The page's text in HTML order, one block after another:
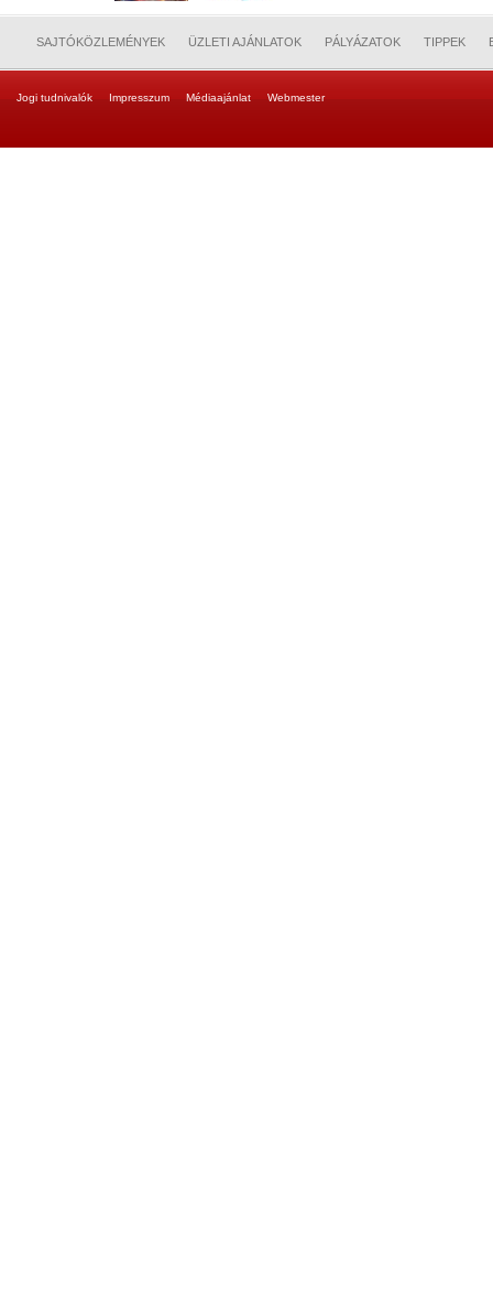
SAJTÓKÖZLEMÉNYEK ÜZLETI AJÁNLATOK PÁLYÁZATOK TIPPEK
Jogi tudnivalók Impresszum Médiaajánlat Webmester